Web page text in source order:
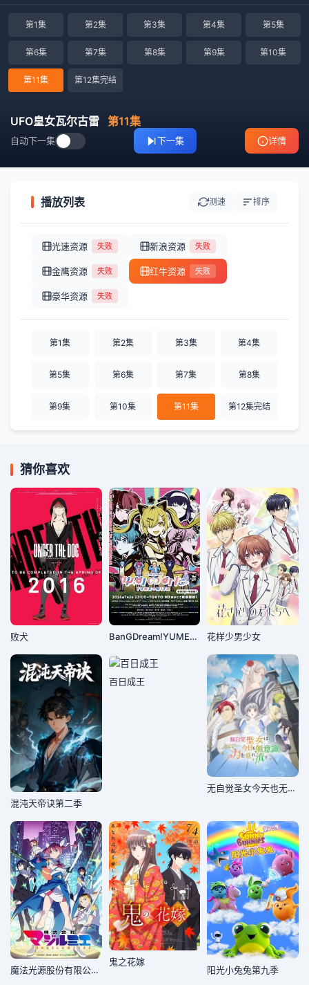
第1集 第2集 第3集 第4集 第5集
第6集 第7集 第8集 第9集 第10集
第11集 第12集完结
UFO皇女瓦尔古雷 第11集
自动下一集 下一集 详情
播放列表 测速 排序
光速资源 失败 新浪资源 失败
金鹰资源 失败 红牛资源 失败
豪华资源 失败
第1集 第2集 第3集 第4集
第5集 第6集 第7集 第8集
第9集 第10集 第11集 第12集完结
猜你喜欢
败犬 BanGDream!YUME∞MITA 花样少男少女
混沌天帝诀第二季
百日成王
无自觉圣女今天也无意识地释放力量
魔法光源股份有限公司第二季
鬼之花嫁
阳光小兔兔第九季